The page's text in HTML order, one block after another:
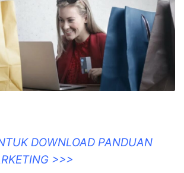
DOWNLOAD PANDUAN
>>>